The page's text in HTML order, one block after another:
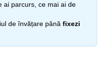
ai parcurs, ce mai ai de
de învățare până fixezi